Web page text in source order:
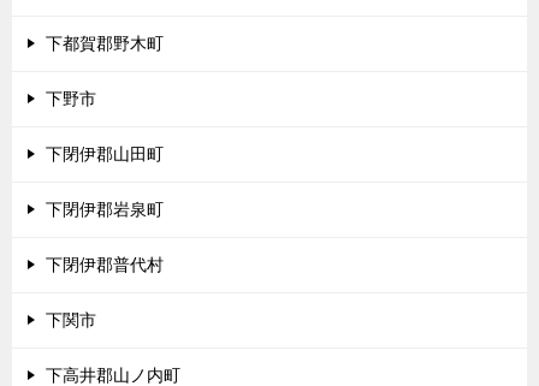
下都賀郡野木町
下野市
下閉伊郡山田町
下閉伊郡岩泉町
下閉伊郡普代村
下関市
下高井郡山ノ内町